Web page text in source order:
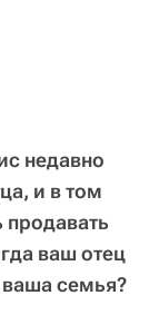
недавно
и в том
продавать
ваш отец
семья?